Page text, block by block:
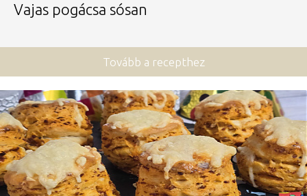
Vajas pogácsa sósan
Tovább a recepthez